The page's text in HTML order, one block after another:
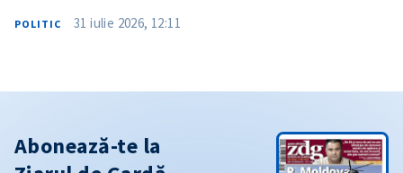
POLITIC 31 iulie 2026, 12:11
Abonează-te la